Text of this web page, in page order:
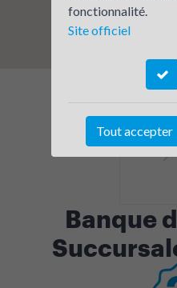
Banque
fonctionnalité.
Site officiel
Tout accepter